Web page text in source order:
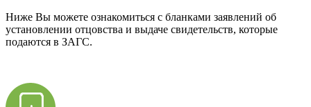
Ниже Вы можете ознакомиться с бланками заявлений об
установлении отцовства и выдаче свидетельств, которые
подаются в ЗАГС.